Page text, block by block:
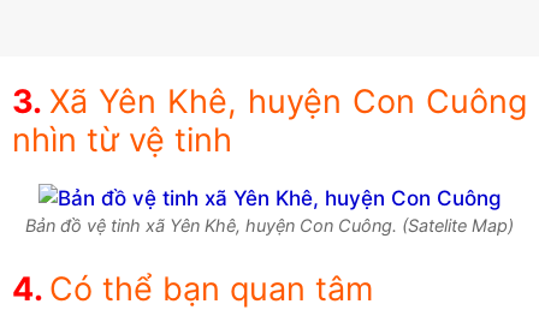
Xã Yên Khê, huyện Con Cuông
nhìn từ vệ tinh
Bản đồ vệ tinh xã Yên Khê, huyện Con Cuông. (Satelite Map)
Có thể bạn quan tâm